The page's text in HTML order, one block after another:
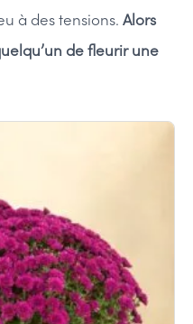
à des tensions. Alors
de fleurir une